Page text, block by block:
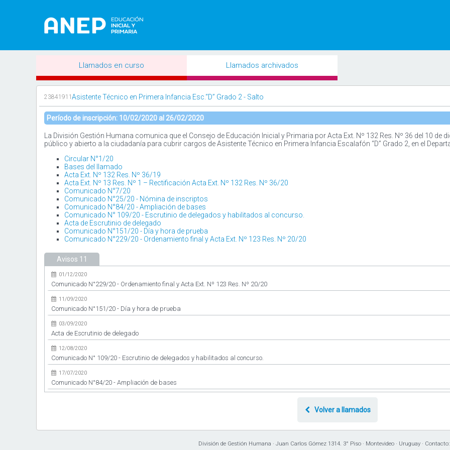
Llamados en curso Llamados archivados
23841911Asistente Técnico en Primera Infancia Esc.“D” Grado 2 - Salto
Período de inscripción: 10/02/2020 al 26/02/2020
La División Gestión Humana comunica que el Consejo de Educación Inicial y Primaria por Acta Ext. Nº 132 Res. Nº 36 del 10
público y abierto a la ciudadanía para cubrir cargos de Asistente Técnico en Primera Infancia Escalafón “D” Grado 2, en el
Circular N°1/20
Bases del llamado
Acta Ext. Nº 132 Res. Nº 36/19
Acta Ext. Nº 13 Res. Nº 1 – Rectificación Acta Ext. Nº 132 Res. Nº 36/20
Comunicado N°7/20
Comunicado N°25/20 - Nómina de inscriptos
Comunicado N°84/20 - Ampliación de bases
Comunicado N° 109/20 - Escrutinio de delegados y habilitados al concurso.
Acta de Escrutinio de delegado
Comunicado N°151/20 - Día y hora de prueba
Comunicado N°229/20 - Ordenamiento final y Acta Ext. Nº 123 Res. Nº 20/20
Avisos 11
01/12/2020
Comunicado N°229/20 - Ordenamiento final y Acta Ext. Nº 123 Res. Nº 20/20
11/09/2020
Comunicado N°151/20 - Día y hora de prueba
03/09/2020
Acta de Escrutinio de delegado
12/08/2020
Comunicado N° 109/20 - Escrutinio de delegados y habilitados al concurso.
17/07/2020
Comunicado N°84/20 - Ampliación de bases
Comunicado N° 7/20
Volver a llamados
División de Gestión Humana · Juan Carlos Gómez 1314. 3° Piso · Montevideo · Uruguay ·